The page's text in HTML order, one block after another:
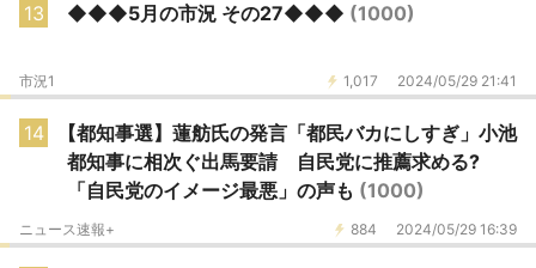
13 ◆◆◆5月の市況 その27◆◆◆ (1000)
1,017 2024/05/29 21:41
市況1
14
【都知事選】蓮舫氏の発言「都民バカにしすぎ」小池
都知事に相次ぐ出馬要請 自民党に推薦求める?
「自民党のイメージ最悪」の声も (1000)
884 2024/05/29 16:39
ニュース速報+